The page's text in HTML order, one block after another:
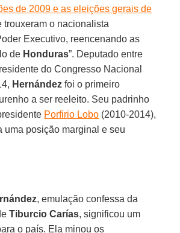
de 2009 e as eleições gerais de
trouxeram o nacionalista
Executivo, reencenando as
de Honduras”. Deputado entre
do Congresso Nacional
Hernández foi o primeiro
a ser reeleito. Seu padrinho
Porfirio Lobo (2010-2014),
uma posição marginal e seu
, emulação confessa da
Tiburcio Carías, significou um
o país. Ela minou os